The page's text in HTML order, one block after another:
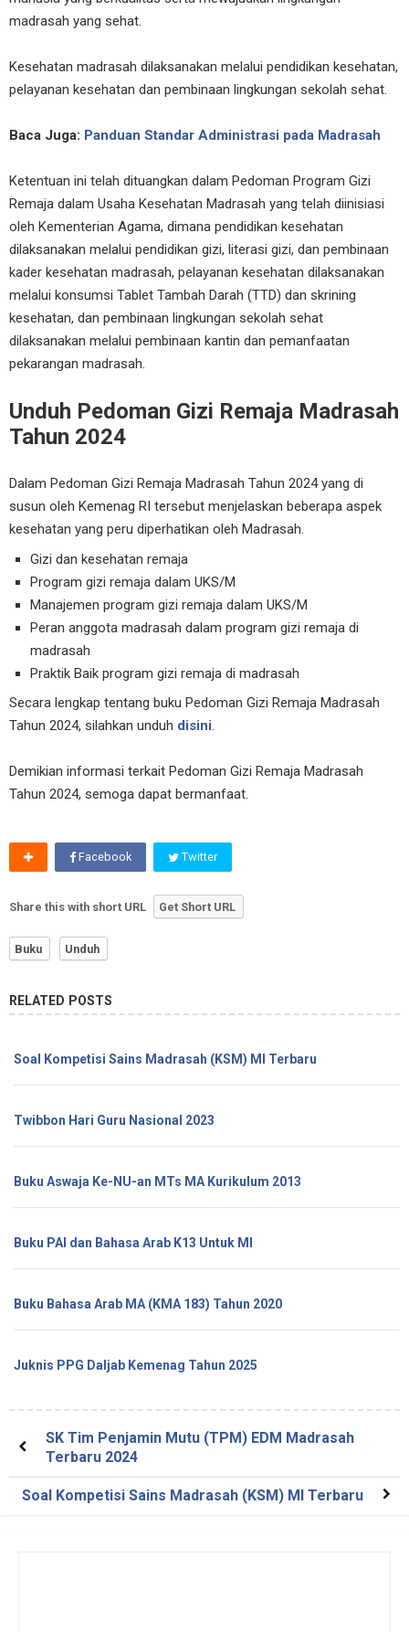
madrasah yang sehat.
Kesehatan madrasah dilaksanakan melalui pendidikan kesehatan,
pelayanan kesehatan dan pembinaan lingkungan sekolah sehat.
Baca Juga: Panduan Standar Administrasi pada Madrasah
Ketentuan ini telah dituangkan dalam Pedoman Program Gizi
Remaja dalam Usaha Kesehatan Madrasah yang telah diinisiasi
oleh Kementerian Agama, dimana pendidikan kesehatan
dilaksanakan melalui pendidikan gizi, literasi gizi, dan pembinaan
kader kesehatan madrasah, pelayanan kesehatan dilaksanakan
melalui konsumsi Tablet Tambah Darah (TTD) dan skrining
kesehatan, dan pembinaan lingkungan sekolah sehat
dilaksanakan melalui pembinaan kantin dan pemanfaatan
pekarangan madrasah.
Unduh Pedoman Gizi Remaja Madrasah
Tahun 2024
Dalam Pedoman Gizi Remaja Madrasah Tahun 2024 yang di
susun oleh Kemenag RI tersebut menjelaskan beberapa aspek
kesehatan yang peru diperhatikan oleh Madrasah.
Gizi dan kesehatan remaja
Program gizi remaja dalam UKS/M
Manajemen program gizi remaja dalam UKS/M
Peran anggota madrasah dalam program gizi remaja di
madrasah
Praktik Baik program gizi remaja di madrasah
Secara lengkap tentang buku Pedoman Gizi Remaja Madrasah
Tahun 2024, silahkan unduh disini.
Demikian informasi terkait Pedoman Gizi Remaja Madrasah
Tahun 2024, semoga dapat bermanfaat.
Facebook Twitter
Share this with short URL Get Short URL
Buku Unduh
RELATED POSTS
Soal Kompetisi Sains Madrasah (KSM) MI Terbaru
Twibbon Hari Guru Nasional 2023
Buku Aswaja Ke-NU-an MTs MA Kurikulum 2013
Buku PAI dan Bahasa Arab K13 Untuk MI
Buku Bahasa Arab MA (KMA 183) Tahun 2020
Juknis PPG Daljab Kemenag Tahun 2025
SK Tim Penjamin Mutu (TPM) EDM Madrasah
Terbaru 2024
Soal Kompetisi Sains Madrasah (KSM) MI Terbaru